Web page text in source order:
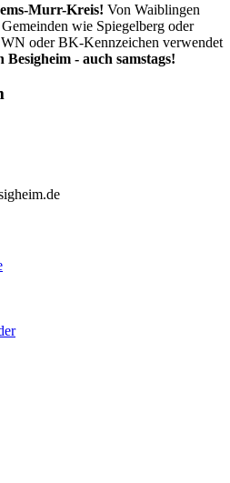
Murr-Kreis! Von Waiblingen
wie Spiegelberg oder
oder BK-Kennzeichen verwendet
- auch samstags!